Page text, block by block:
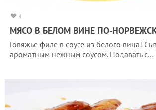
4
МЯСО В БЕЛОМ ВИНЕ ПО-
Говяжье филе в соусе из белого вина!
ароматным нежным соусом. Подавать с…